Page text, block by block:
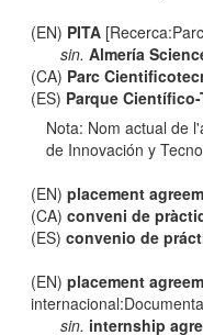
(EN) PITA
sin. Almería
(CA) Parc
(ES) Parque
Nota: Nom actual de
de Innovación y
(EN)placement
(CA)conveni de
(ES)convenio de
(EN)placement
sin. internship